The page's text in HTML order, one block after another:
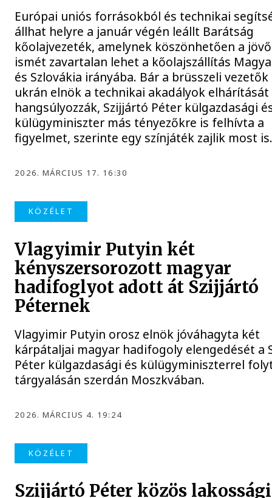
Európai uniós forrásokból és technikai
állhat helyre a január végén leállt Barátság
kőolajvezeték, amelynek köszönhetően a
ismét zavartalan lehet a kőolajszállítás
és Szlovákia irányába. Bár a brüsszeli vezetők
ukrán elnök a technikai akadályok elhárítását
hangsúlyozzák, Szijjártó Péter külgazdasági
külügyminiszter más tényezőkre is felhívta a
figyelmet, szerinte egy színjáték zajlik most
2026. MÁRCIUS 17. 16:30
KÖZÉLET
Vlagyimir Putyin két
kényszersorozott magyar
hadifoglyot adott át Szijjártó
Péternek
Vlagyimir Putyin orosz elnök jóváhagyta két
kárpátaljai magyar hadifogoly elengedését a
Péter külgazdasági és külügyminiszterrel
tárgyalásán szerdán Moszkvában.
2026. MÁRCIUS 4. 19:24
KÖZÉLET
Szijjártó Péter közös lakossági